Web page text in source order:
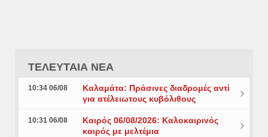
ΤΕΛΕΥΤΑΙΑ ΝΕΑ
10:34 06/08
Καλαμάτα: Πράσινες διαδρομές αντί
για ατέλειωτους κυβόλιθους
10:31 06/08
Καιρός 06/08/2026: Καλοκαιρινός
καιρός με μελτέμια